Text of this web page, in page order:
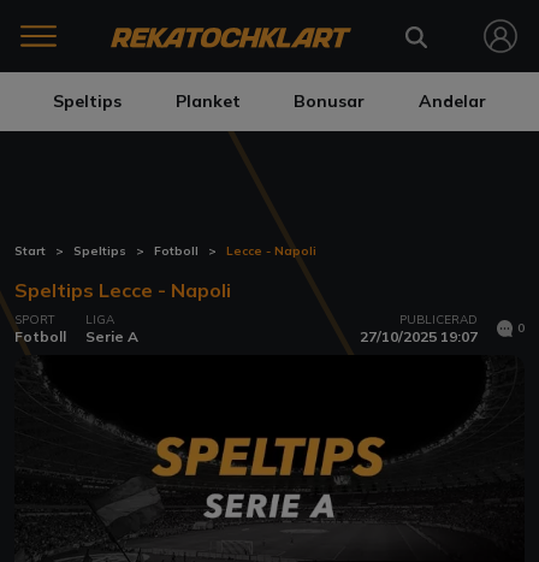
Speltips Planket Bonusar Andelar
Start Speltips Fotboll Lecce - Napoli
Speltips Lecce - Napoli
SPORT
Fotboll
LIGA
Serie A
PUBLICERAD
27/10/2025 19:07 0